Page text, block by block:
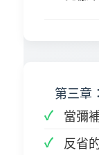
第三章
當彌
反省